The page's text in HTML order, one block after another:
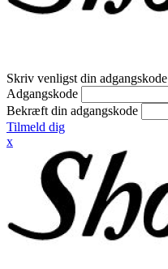
Skriv venligst din adgangskode
Adgangskode
Bekræft din adgangskode
Tilmeld dig
x